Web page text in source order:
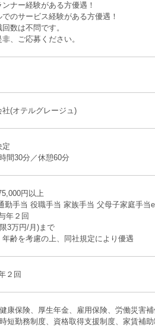
ナー経験がある方優遇！
のサービス経験がある方優遇！
数は不問です。
、ご応募ください。
(オテルグレージュ)
定
間30分／休憩60分
円以上
勤手当 役職手当 家族手当 父母子家庭手当
年２回
3万円/月)まで
齢を考慮の上、同社規定により優遇
２回
康保険、厚生年金、雇用保険、労働災害補
短勤務制度、資格取得支援制度、家賃補